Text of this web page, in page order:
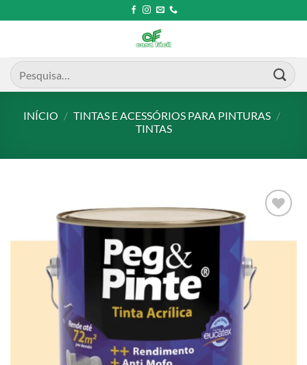
to
Pesquisar
por:
INÍCIO / TINTAS E ACESSÓRIOS PARA PINTURAS /
TINTAS
wishlist